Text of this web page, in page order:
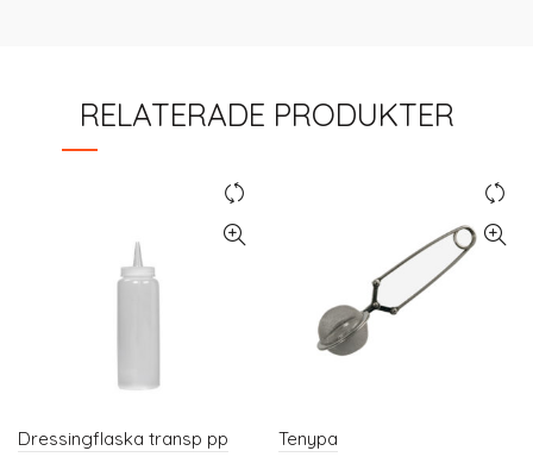
RELATERADE PRODUKTER
Dressingflaska transp pp
Tenypa